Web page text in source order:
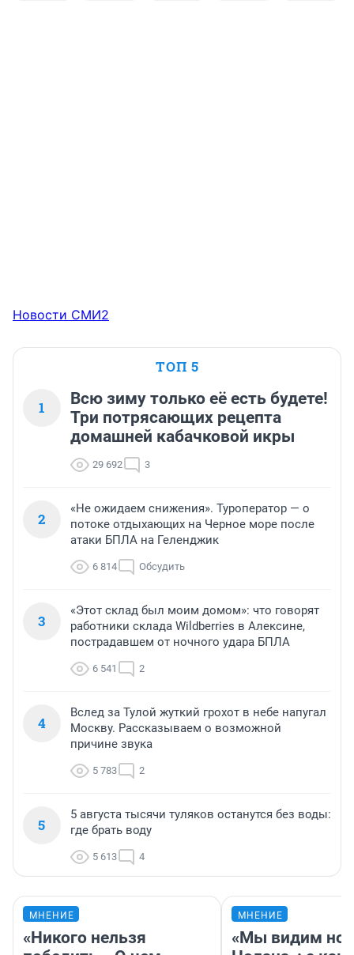
Новости СМИ2
ТОП 5
1
Всю зиму только её есть будете!
Три потрясающих рецепта
домашней кабачковой икры
29 692 3
2
«Не ожидаем снижения». Туроператор — о
потоке отдыхающих на Черное море после
атаки БПЛА на Геленджик
6 814 Обсудить
3
«Этот склад был моим домом»: что говорят
работники склада Wildberries в Алексине,
пострадавшем от ночного удара БПЛА
6 541 2
4
Вслед за Тулой жуткий грохот в небе напугал
Москву. Рассказываем о возможной
причине звука
5 783 2
5
5 августа тысячи туляков останутся без воды:
где брать воду
5 613 4
МНЕНИЕ
«Никого нельзя
МНЕНИЕ
«Мы видим